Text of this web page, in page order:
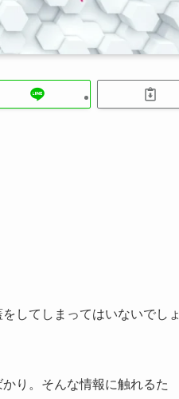
してしまってはいないでしょ
り。そんな情報に触れるた